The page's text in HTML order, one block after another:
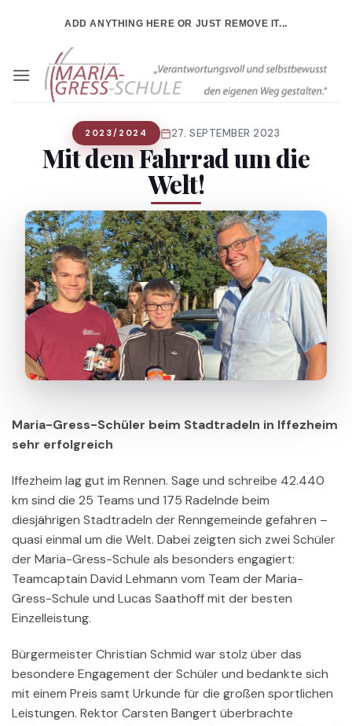
ADD ANYTHING HERE OR JUST REMOVE IT...
2023/2024 27. SEPTEMBER 2023
Mit dem Fahrrad um die
Welt!
Maria-Gress-Schüler beim Stadtradeln in Iffezheim
sehr erfolgreich
Iffezheim lag gut im Rennen. Sage und schreibe 42.440
km sind die 25 Teams und 175 Radelnde beim
diesjährigen Stadtradeln der Renngemeinde gefahren –
quasi einmal um die Welt. Dabei zeigten sich zwei Schüler
der Maria-Gress-Schule als besonders engagiert:
Teamcaptain David Lehmann vom Team der Maria-
Gress-Schule und Lucas Saathoff mit der besten
Einzelleistung.
Bürgermeister Christian Schmid war stolz über das
besondere Engagement der Schüler und bedankte sich
mit einem Preis samt Urkunde für die großen sportlichen
Leistungen. Rektor Carsten Bangert überbrachte